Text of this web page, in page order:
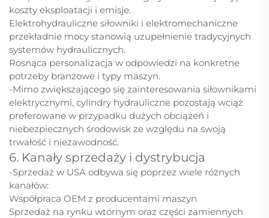
koszty eksploatacji i emisje.
Elektrohydrauliczne siłowniki i elektromechaniczne
przekładnie mocy stanowią uzupełnienie tradycyjnych
systemów hydraulicznych.
Rosnąca personalizacja w odpowiedzi na konkretne
potrzeby branżowe i typy maszyn.
-Mimo zwiększającego się zainteresowania siłownikami
elektrycznymi, cylindry hydrauliczne pozostają wciąż
preferowane w przypadku dużych obciążeń i
niebezpiecznych środowisk ze względu na swoją
trwałość i niezawodność.
6. Kanały sprzedaży i dystrybucja
-Sprzedaż w USA odbywa się poprzez wiele różnych
kanałów:
Współpraca OEM z producentami maszyn
Sprzedaż na rynku wtórnym oraz części zamiennych